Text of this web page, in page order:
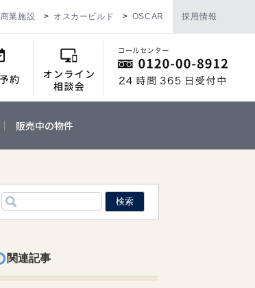
商業施設 オスカービルド OSCAR 採用情報
販売中の物件
関連記事